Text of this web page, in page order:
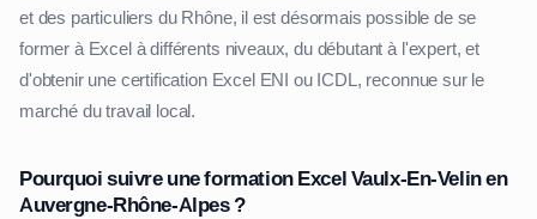
et des particuliers du Rhône, il est désormais possible de se
former à Excel à différents niveaux, du débutant à l'expert, et
d'obtenir une certification Excel ENI ou ICDL, reconnue sur le
marché du travail local.
Pourquoi suivre une formation Excel Vaulx-En-Velin en
Auvergne-Rhône-Alpes ?